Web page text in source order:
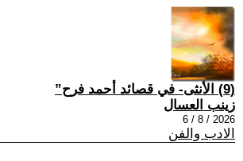
(9) الأنثى- في قصائد أحمد فرح”
زينب العسال
2026 / 8 / 6
الادب والفن